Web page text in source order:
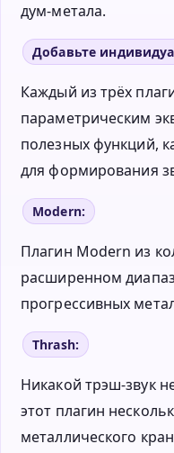
дум-метала.
Добавьте
Каждый из трёх
параметрическим
полезных функций,
для формирования
Modern:
Плагин Modern из
расширенном
прогрессивных
Thrash:
Никакой трэш-звук
этот плагин
металлического